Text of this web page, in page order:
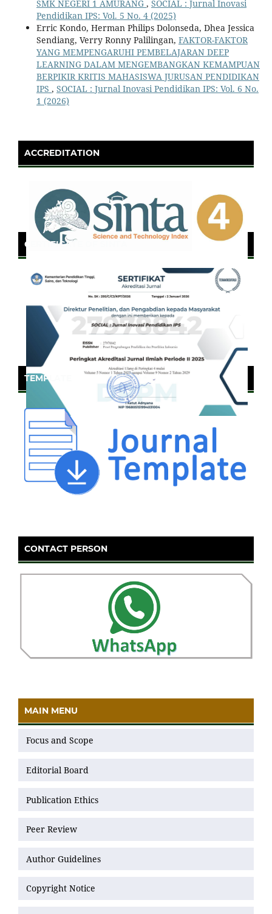
SMK NEGERI 1 AMURANG , SOCIAL : Jurnal Inovasi
Pendidikan IPS: Vol. 5 No. 4 (2025)
Erric Kondo, Herman Philips Dolonseda, Dhea Jessica
Sendiang, Verry Ronny Palilingan, FAKTOR-FAKTOR
YANG MEMPENGARUHI PEMBELAJARAN DEEP
LEARNING DALAM MENGEMBANGKAN KEMAMPUAN
BERPIKIR KRITIS MAHASISWA JURUSAN PENDIDIKAN
IPS , SOCIAL : Jurnal Inovasi Pendidikan IPS: Vol. 6 No.
1 (2026)
ACCREDITATION
CERTIFICATE OF SINTA
TEMPLATE
CONTACT PERSON
MAIN MENU
Focus and Scope
Editorial Board
Publication Ethics
Peer Review
Author Guidelines
Copyright Notice